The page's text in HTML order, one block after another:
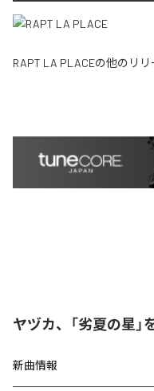
RAPT LA PLACEの他のリリ
ヤヅカ、「劣夏の星」
新曲情報